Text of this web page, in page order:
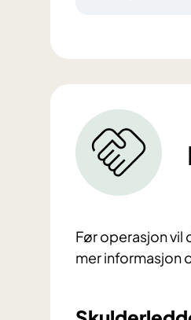
Før operasjon
mer informasjon